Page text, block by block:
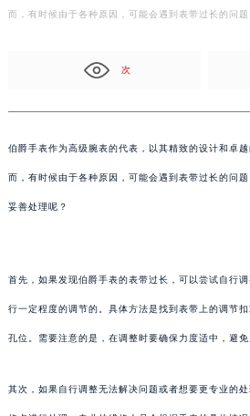
而，有时候由于各种原因，可能会遇到表带过长的问
次
伯爵手表作为高级腕表的代表，以其精致的设计和卓
而，有时候由于各种原因，可能会遇到表带过长的问
妥善处理呢？
首先，如果发现伯爵手表的表带过长，可以尝试自行
行一定程度的调节的。具体方法是找到表带上的调节
孔位。需要注意的是，在调整时要确保力度适中，避
其次，如果自行调整无法解决问题或者想要更专业的